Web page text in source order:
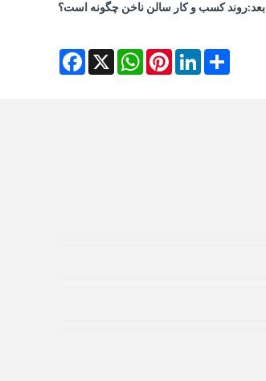
بعد:روند کسب و کار سالن ناخن چگونه است؟
Facebook X
WhatsAppPinterestLinkedIn Share